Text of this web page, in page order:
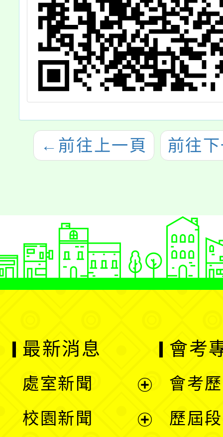
← 前往上一頁 前往
最新消息
處室新聞
校園新聞
會考
會考
歷屆